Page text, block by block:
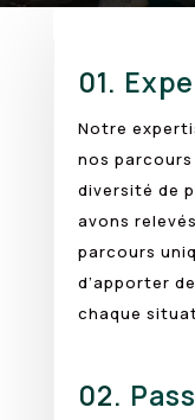
01.
Notre
nos
diversité de
avons
parcours
d’apporter
chaque
02.